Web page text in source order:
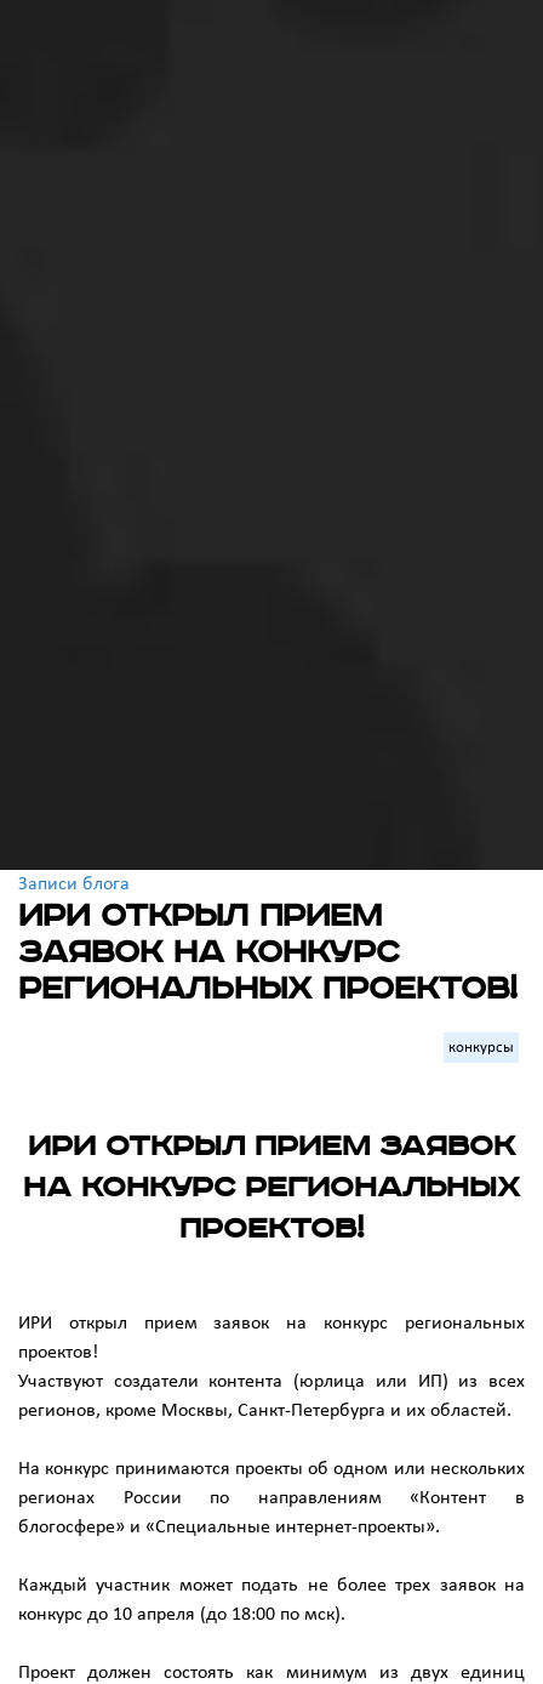
Записи блога
ИРИ открыл прием
заявок на конкурс
региональных проектов!
конкурсы
ИРИ открыл прием заявок
на конкурс региональных
проектов!
ИРИ открыл прием заявок на конкурс региональных
проектов!
Участвуют создатели контента (юрлица или ИП) из всех
регионов, кроме Москвы, Санкт-Петербурга и их областей.
На конкурс принимаются проекты об одном или нескольких
регионах России по направлениям «Контент в
блогосфере» и «Специальные интернет-проекты».
Каждый участник может подать не более трех заявок на
конкурс до 10 апреля (до 18:00 по мск).
Проект должен состоять как минимум из двух единиц